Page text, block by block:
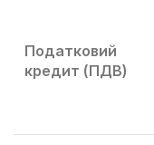
Податковий
кредит (ПДВ)